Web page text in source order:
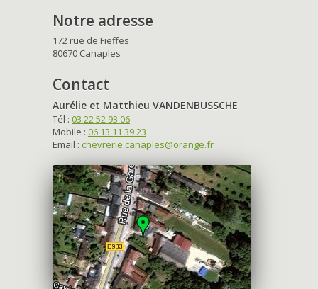
Notre adresse
172 rue de Fieffes
80670 Canaples
Contact
Aurélie et Matthieu VANDENBUSSCHE
Tél : 03 22 52 93 06
Mobile : 06 13 11 39 23
Email : chevrerie.canaples@orange.fr